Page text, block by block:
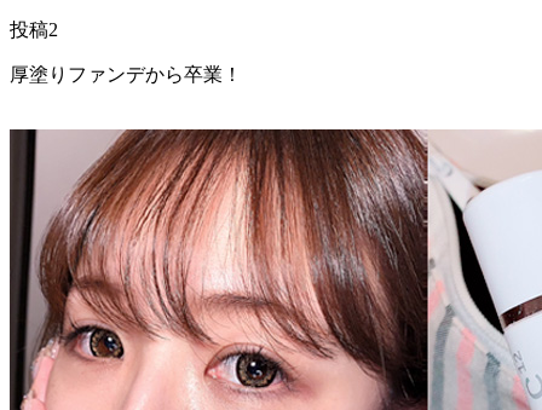
投稿2
厚塗りファンデから卒業！